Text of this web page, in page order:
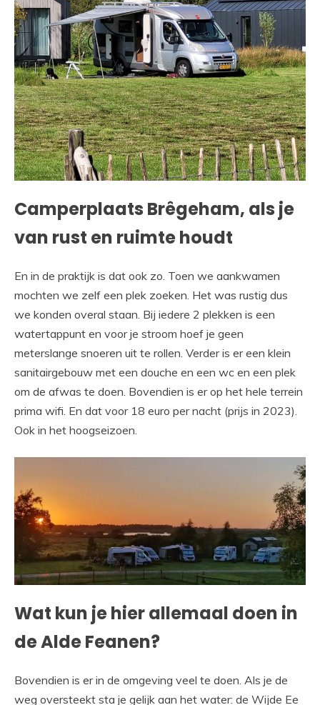
Camperplaats Brêgeham, als je
van rust en ruimte houdt
En in de praktijk is dat ook zo. Toen we aankwamen
mochten we zelf een plek zoeken. Het was rustig dus
we konden overal staan. Bij iedere 2 plekken is een
watertappunt en voor je stroom hoef je geen
meterslange snoeren uit te rollen. Verder is er een klein
sanitairgebouw met een douche en een wc en een plek
om de afwas te doen. Bovendien is er op het hele terrein
prima wifi. En dat voor 18 euro per nacht (prijs in 2023).
Ook in het hoogseizoen.
Wat kun je hier allemaal doen in
de Alde Feanen?
Bovendien is er in de omgeving veel te doen. Als je de
weg oversteekt sta je gelijk aan het water: de Wijde Ee